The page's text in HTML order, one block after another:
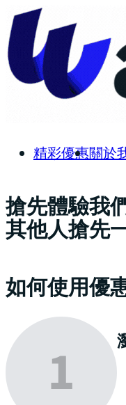
精彩優惠關於
搶先體驗我
其他人搶先
如何使用優